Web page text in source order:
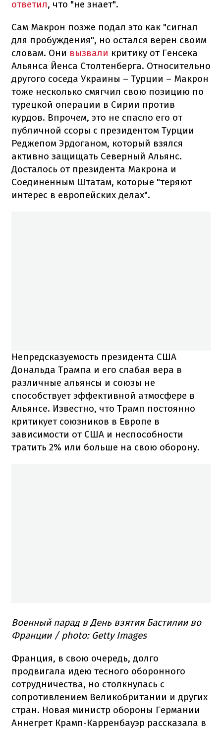
ответил, что "не знает".
Сам Макрон позже подал это как "сигнал
для пробуждения", но остался верен своим
словам. Они вызвали критику от Генсека
Альянса Йенса Столтенберга. Относительно
другого соседа Украины – Турции – Макрон
тоже несколько смягчил свою позицию по
турецкой операции в Сирии против
курдов. Впрочем, это не спасло его от
публичной ссоры с президентом Турции
Реджепом Эрдоганом, который взялся
активно защищать Северный Альянс.
Досталось от президента Макрона и
Соединенным Штатам, которые "теряют
интерес в европейских делах".
Непредсказуемость президента США
Дональда Трампа и его слабая вера в
различные альянсы и союзы не
способствует эффективной атмосфере в
Альянсе. Известно, что Трамп постоянно
критикует союзников в Европе в
зависимости от США и неспособности
тратить 2% или больше на свою оборону.
Военный парад в День взятия Бастилии во
Франции / photo: Getty Images
Франция, в свою очередь, долго
продвигала идею тесного оборонного
сотрудничества, но столкнулась с
сопротивлением Великобритании и других
стран. Новая министр обороны Германии
Аннегрет Крамп-Карренбауэр рассказала в